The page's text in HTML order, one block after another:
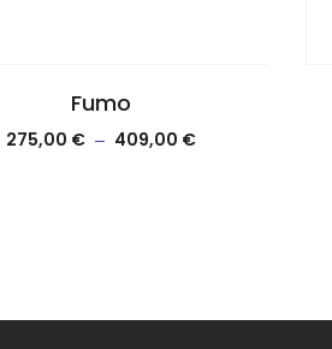
Fumo
275,00 € – 409,00 €